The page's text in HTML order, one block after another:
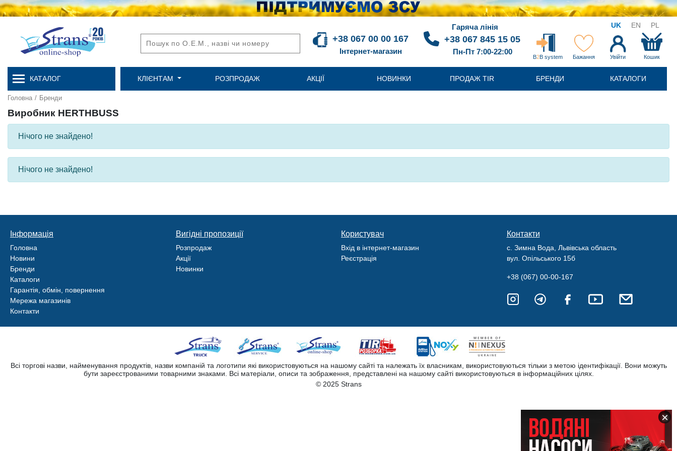
UK EN PL
+38 067 00 00 167
Інтернет-магазин
Гаряча лінія
+38 067 845 15 05
Пн-Пт 7:00-22:00
B2B system Бажання Увійти Кошик
КАТАЛОГ КЛІЄНТАМ РОЗПРОДАЖ АКЦІЇ НОВИНКИ ПРОДАЖ TIR БРЕНДИ КАТАЛОГИ
Головна / Бренди
Виробник HERTHBUSS
Нічого не знайдено!
Нічого не знайдено!
Інформація
Головна
Новини
Бренди
Каталоги
Гарантія, обмін, повернення
Мережа магазинів
Контакти
Вигідні пропозиції
Розпродаж
Акції
Новинки
Користувач
Вхід в інтернет-магазин
Реєстрація
Контакти
с. Зимна Вода, Львівська область
вул. Опільського 15б
+38 (067) 00-00-167
Всі торгові назви, найменування продуктів, назви компаній та логотипи які використовуються на нашому сайті та належать їх власникам, використовуються тільки з метою ідентифікації. Вони можуть
бути зареєстрованими товарними знаками. Всі матеріали, описи та зображення, представлені на нашому сайті використовуються в інформаційних цілях.
© 2025 Strans
×